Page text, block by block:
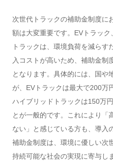
次世代トラックの補助金制度に
額は大変重要です。EVトラッ
トラックは、環境負荷を減ら
入コストが高いため、補助金制
となります。具体的には、国や
が、EVトラックは最大で200万
ハイブリッドトラックは150万
とが一般的です。これにより「
ない」と感じている方も、導入
補助金制度は、環境に優しい次
持続可能な社会の実現に寄与し